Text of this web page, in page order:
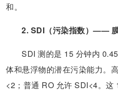
和。
2. SDI（污染指数）——
SDI 测的是 15 分钟内
体和悬浮物的潜在污染能力。
<2；普通 RO 允许 SDI<4。